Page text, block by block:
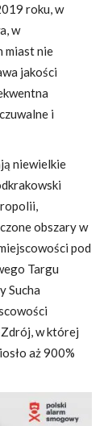
roku, w
w
miast nie
jakości
i
niewielkie
obszary w
pod
Targu
Sucha
w której
aż 900%